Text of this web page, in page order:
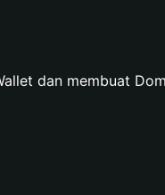
dan membuat